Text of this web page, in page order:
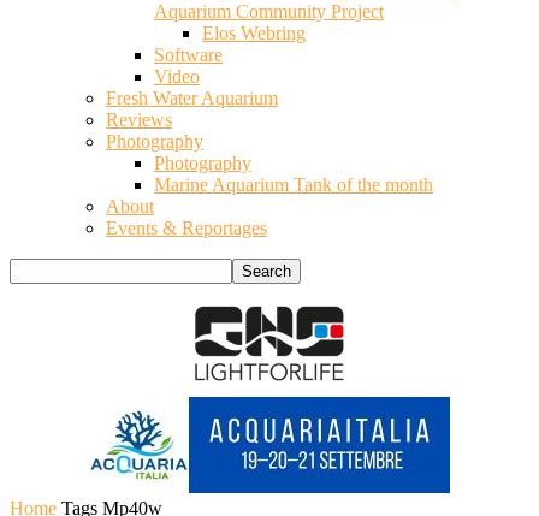
Aquarium Community Project
Elos Webring
Software
Video
Fresh Water Aquarium
Reviews
Photography
Photography
Marine Aquarium Tank of the month
About
Events & Reportages
Home Tags Mp40w